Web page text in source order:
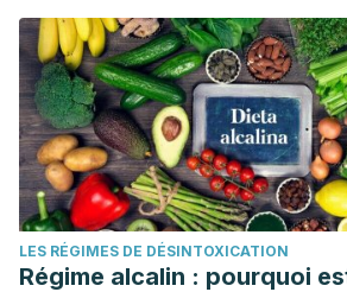
LES RÉGIMES DE DÉSINTOXICATION
Régime alcalin : pourquoi